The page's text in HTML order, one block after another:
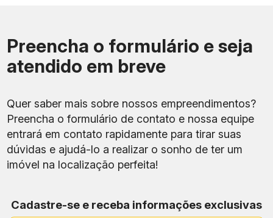
Preencha o formulário e seja
atendido em breve
Quer saber mais sobre nossos empreendimentos?
Preencha o formulário de contato e nossa equipe
entrará em contato rapidamente para tirar suas
dúvidas e ajudá-lo a realizar o sonho de ter um
imóvel na localização perfeita!
Cadastre-se e receba informações exclusivas